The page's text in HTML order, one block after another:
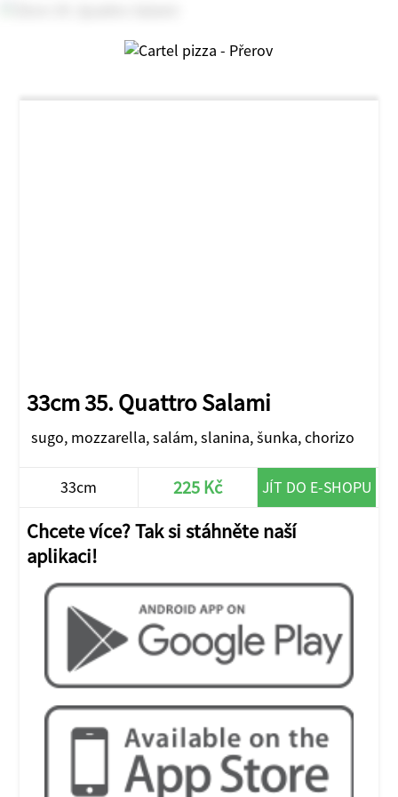
33cm 35. Quattro Salami
sugo, mozzarella, salám, slanina, šunka, chorizo
33cm 225 Kč JÍT DO E-SHOPU
Chcete více? Tak si stáhněte naší
aplikaci!